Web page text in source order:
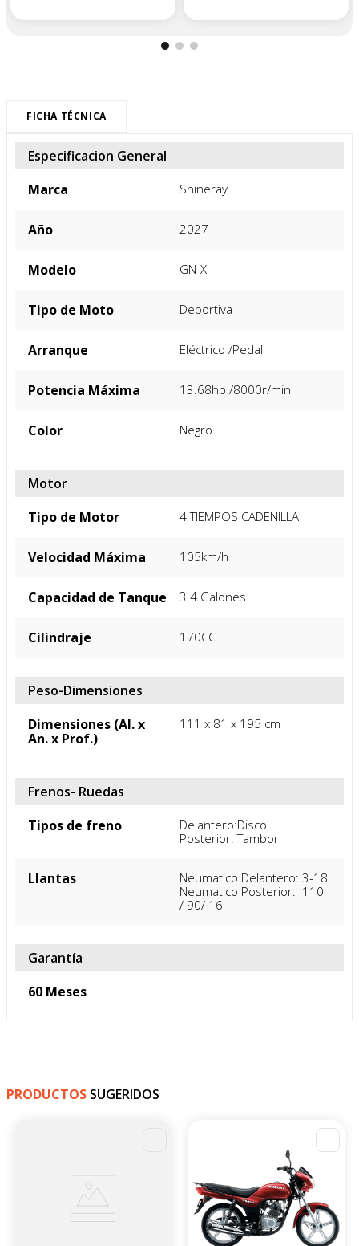
FICHA TÉCNICA
Especificacion General
Marca
Shineray
Año 2027
Modelo GN-X
Tipo de Moto Deportiva
Arranque Eléctrico /Pedal
Potencia Máxima 13.68hp /8000r/min
Color Negro
Motor
Tipo de Motor
4 TIEMPOS CADENILLA
Velocidad Máxima 105km/h
Capacidad de Tanque 3.4 Galones
Cilindraje 170CC
Peso-Dimensiones
Dimensiones (Al. x
An. x Prof.)
111 x 81 x 195 cm
Frenos- Ruedas
Tipos de freno
Delantero:Disco
Posterior: Tambor
Llantas
Neumatico Delantero: 3-18
Neumatico Posterior:  110
/ 90/ 16
Garantía
60 Meses
PRODUCTOS SUGERIDOS